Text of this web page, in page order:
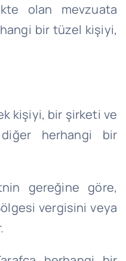
olan mevzuata
bir tüzel kişiyi,
kişiyi, bir şirketi ve
herhangi bir
gereğine göre,
vergisini veya